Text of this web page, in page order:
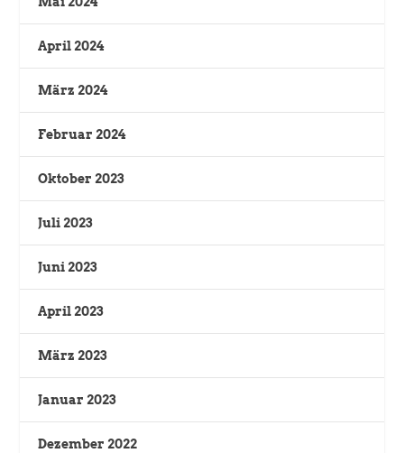
April 2024
März 2024
Februar 2024
Oktober 2023
Juli 2023
Juni 2023
April 2023
März 2023
Januar 2023
Dezember 2022